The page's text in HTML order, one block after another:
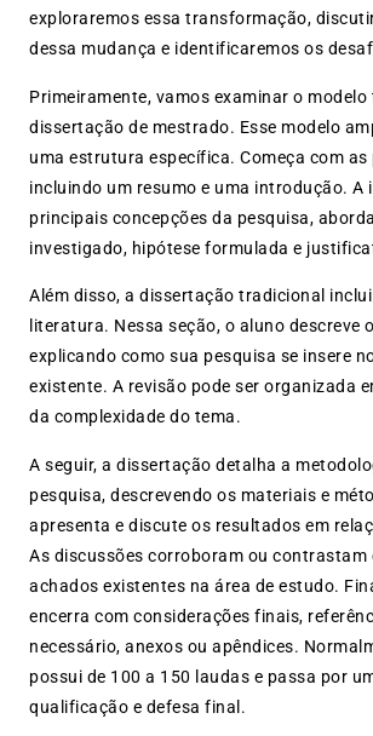
exploraremos essa transformação,
dessa mudança e identificaremos os
Primeiramente, vamos examinar o
dissertação de mestrado. Esse modelo
uma estrutura específica. Começa com
incluindo um resumo e uma introdução.
principais concepções da pesquisa,
investigado, hipótese formulada e
Além disso, a dissertação tradicional
literatura. Nessa seção, o aluno descreve
explicando como sua pesquisa se insere
existente. A revisão pode ser organizada
da complexidade do tema.
A seguir, a dissertação detalha a
pesquisa, descrevendo os materiais e
apresenta e discute os resultados em
As discussões corroboram ou contrastam
achados existentes na área de estudo.
encerra com considerações finais,
necessário, anexos ou apêndices.
possui de 100 a 150 laudas e passa por
qualificação e defesa final.